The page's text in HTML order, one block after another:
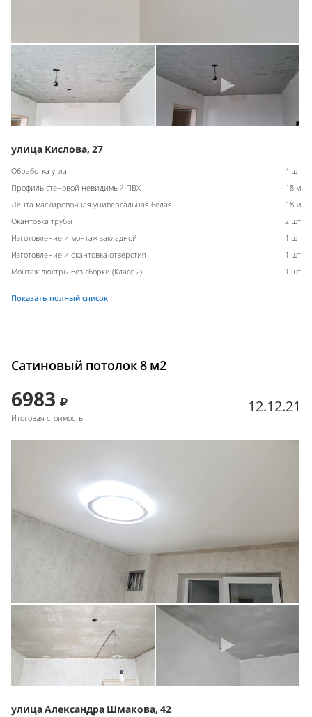
улица Кислова, 27
Обработка угла
4 шт
Профиль стеновой невидимый ПВХ
18 м
Лента маскировочная универсальная белая
18 м
Окантовка трубы
2 шт
Изготовление и монтаж закладной
1 шт
Изготовление и окантовка отверстия
1 шт
Монтаж люстры без сборки (Класс 2)
1 шт
Показать полный список
Сатиновый потолок 8 м2
6983
Итоговая стоимость
12.12.21
улица Александра Шмакова, 42